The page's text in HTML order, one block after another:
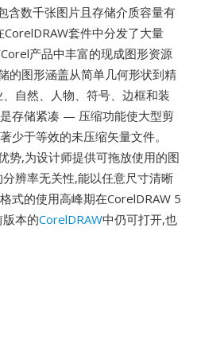
数千张图片且存储介质容量有
套件中分发了大量
产品中丰富的现成图形资源
的图形涵盖从简单几何形状到精
自然、人物、符号、边框和装
存储紧凑 — 压缩功能使大型剪
少于等效的未压缩矢量文件。
势,为设计师提供可拖放使用的图
辨率无关性,能以任意尺寸清晰
式的使用高峰期在CorelDRAW 5
本的CorelDRAW中仍可打开,也